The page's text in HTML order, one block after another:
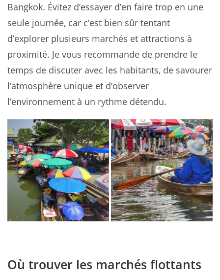
Bangkok. Évitez d’essayer d’en faire trop en une
seule journée, car c’est bien sûr tentant
d’explorer plusieurs marchés et attractions à
proximité. Je vous recommande de prendre le
temps de discuter avec les habitants, de savourer
l’atmosphère unique et d’observer
l’environnement à un rythme détendu.
Où trouver les marchés flottants